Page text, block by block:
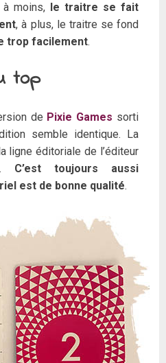
à moins,
le traitre se fait
, à plus, le traitre se fond
trop facilement.
top
de Pixie Games sorti
semble identique. La
ligne éditoriale de l’éditeur
. C’est toujours aussi
est de bonne qualité.